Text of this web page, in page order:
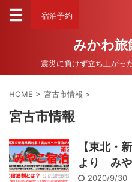
宿泊予約
みかわ旅
震災に負けず立ち上がっ
HOME > 宮古市情報 >
宮古市情報
【東北・
より みや
2020/9/30